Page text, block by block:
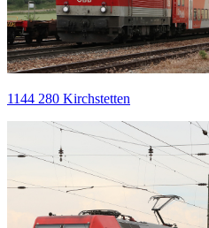
1144 280 Kirchstetten